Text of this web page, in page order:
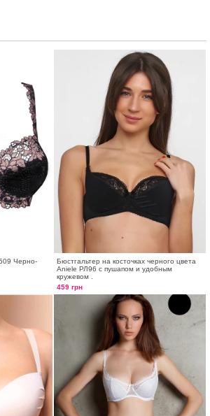
Черно-
Бюстгальтер на косточках черного цвета
Aniele РЛ96 с пушапом и удобным
кружевом .
459 грн